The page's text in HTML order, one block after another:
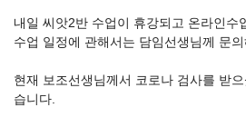
내일 씨앗2반 수업이 휴강되고 온라인수
수업 일정에 관해서는 담임선생님께 문의
현재 보조선생님께서 코로나 검사를 받
습니다.